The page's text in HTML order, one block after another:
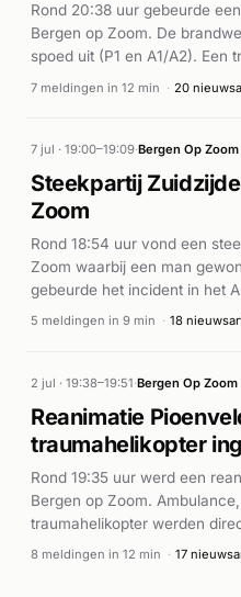
Rond 20:38 uur gebeurde
Bergen op Zoom. De
spoed uit (P1 en A1/A2). Een
ingeschakeld en arriveerde
niet nader bekend, maar de
duidt op ernstige
gericht ingezet voor
7 meldingen in 12 min · 20
7 jul · 19:00–19:09·Bergen Op Zoom
Steekpartij
Zoom
Rond 18:54 uur vond een
Zoom waarbij een man
gebeurde het incident in het
waarna het slachtoffer naar
slachtoffer werd ter plaatse
en vervoerd. Meerdere
directe hulpverlening.
5 meldingen in 9 min · 18
2 jul · 19:38–19:51·Bergen Op Zoom
Reanimatie
traumahelikopter
Rond 19:35 uur werd een
Bergen op Zoom.
traumahelikopter werden
De hulpdiensten waren snel
8 meldingen in 12 min · 17